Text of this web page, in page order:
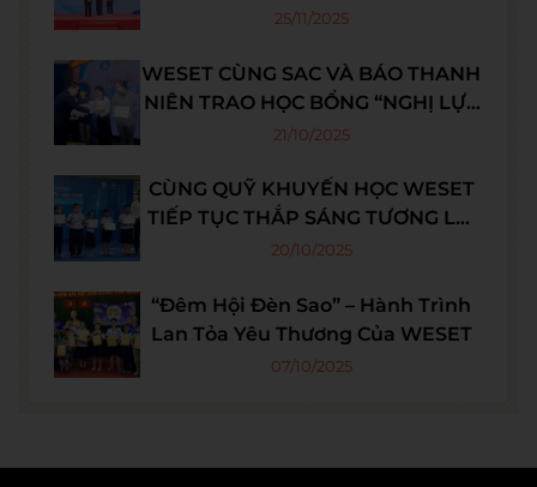
động năm 2025
THỂ THAO XÃ TÂN NHỰT LẦN THỨ
25/11/2025
WESET CÙNG SAC VÀ BÁO THANH
NIÊN TRAO HỌC BỔNG “NGHỊ LỰC
MÙA THI”
21/10/2025
CÙNG QUỸ KHUYẾN HỌC WESET
TIẾP TỤC THẮP SÁNG TƯƠNG LAI
VIỆT NAM
20/10/2025
“Đêm Hội Đèn Sao” – Hành Trình
Lan Tỏa Yêu Thương Của WESET
07/10/2025